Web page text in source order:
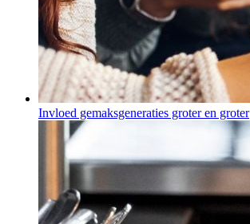
Invloed gemaksgeneraties groter en groter